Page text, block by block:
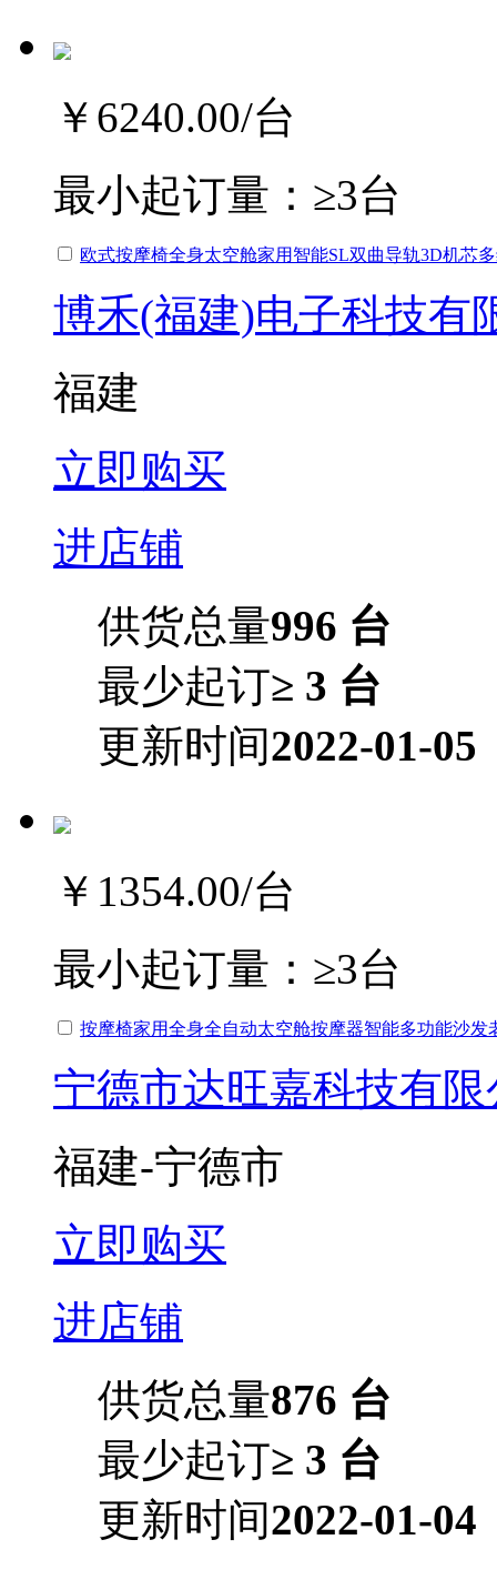
￥6240.00/台
最小起订量： ≥3台
欧式按摩椅全身太空舱家用智能SL双曲导轨3D机芯
博禾(福建)电子科技有
福建
立即购买
进店铺
供货总量996 台
最少起订≥ 3 台
更新时间2022-01-05
￥1354.00/台
最小起订量： ≥3台
按摩椅家用全身全自动太空舱按摩器智能多功能沙发
宁德市达旺嘉科技有限
福建-宁德市
立即购买
进店铺
供货总量876 台
最少起订≥ 3 台
更新时间2022-01-04